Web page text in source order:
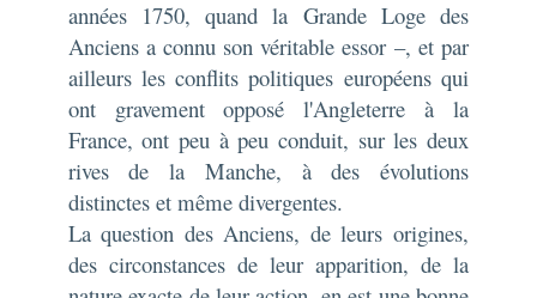
années 1750, quand la Grande Loge des
Anciens a connu son véritable essor –, et par
ailleurs les conflits politiques européens qui
ont gravement opposé l'Angleterre à la
France, ont peu à peu conduit, sur les deux
rives de la Manche, à des évolutions
distinctes et même divergentes.
La question des Anciens, de leurs origines,
des circonstances de leur apparition, de la